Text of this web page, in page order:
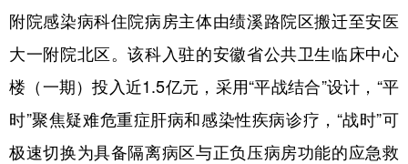
English Español Français عربى
Русский язык 日本語 한국어
Deutsch Português
附院感染病科住院病房主体由绩溪路院区搬迁至安医
大一附院北区。该科入驻的安徽省公共卫生临床中心
楼（一期）投入近1.5亿元，采用“平战结合”设计，“平
时”聚焦疑难危重症肝病和感染性疾病诊疗，“战时”可
极速切换为具备隔离病区与正负压病房功能的应急救